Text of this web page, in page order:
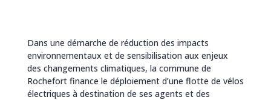
Dans une démarche de réduction des impacts
environnementaux et de sensibilisation aux enjeux
des changements climatiques, la commune de
Rochefort finance le déploiement d’une flotte de vélos
électriques à destination de ses agents et des